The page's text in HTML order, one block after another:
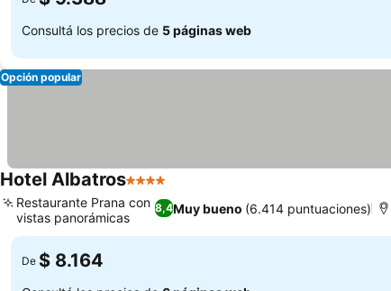
Consultá los precios de 5 páginas web
Opción popular
Hotel Albatros4 Estrellas
8,4Muy bueno (6.414 puntuaciones)
Restaurante Prana con
vistas panorámicas
De $ 8.164